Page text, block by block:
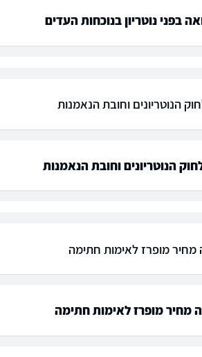
בפני נוטריון בנוכחות העדים
מחיר מופרז לאימות חתימה
מחיר מופרז לאימות חתימה